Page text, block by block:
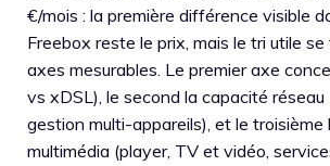
€/mois : la première différence visible
Freebox reste le prix, mais le tri utile
axes mesurables. Le premier axe
vs xDSL), le second la capacité réseau
gestion multi-appareils), et le troisième
multimédia (player, TV et vidéo,